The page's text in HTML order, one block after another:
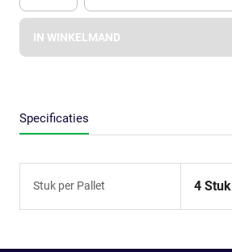
Apok.Product.Detail.AddToCart.Quantity
IN WINKELMAND
Specificaties
Stuk per Pallet 4 Stuk